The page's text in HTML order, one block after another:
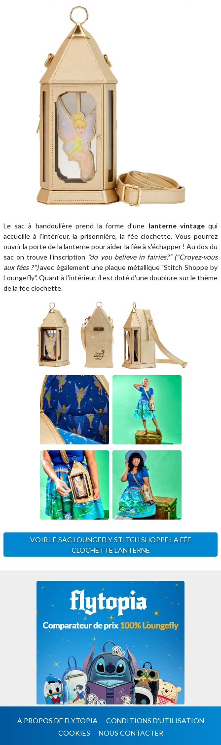
Le sac à bandoulière prend la forme d'une lanterne vintagequi
accueille à l'intérieur, la prisonnière, la fée clochette. Vous pourrez
ouvrir la porte de la lanterne pour aider la fée à s'échapper ! Au dos du
sac on trouve l'inscription “do you believe in fairies?” ("Croyez-vous
aux fées ?")avec également une plaque métallique "Stitch Shoppe by
Loungefly". Quant à l'intérieur, il est doté d'une doublure sur le thème
de la fée clochette.
VOIR LE SAC LOUNGEFLY STITCH SHOPPE LA FÉE
CLOCHETTE LANTERNE
A PROPOS DE FLYTOPIA
CONDITIONS D'UTILISATION
COOKIES
NOUS CONTACTER